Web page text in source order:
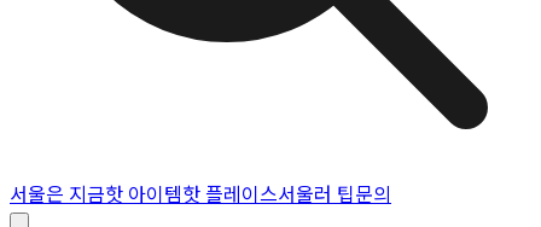
서울은 지금핫 아이템핫 플레이스서울러 팁문의